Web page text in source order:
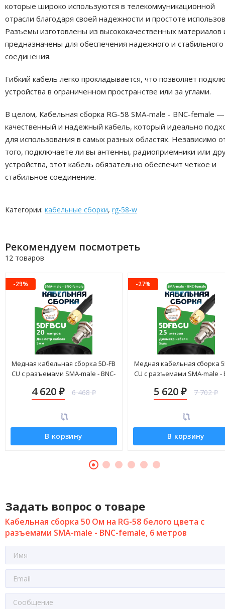
которые широко используются в телекоммуникационной
отрасли благодаря своей надежности и простоте
Разъемы изготовлены из высококачественных материалов
предназначены для обеспечения надежного и стабильного
соединения.
Гибкий кабель легко прокладывается, что позволяет
устройства в ограниченном пространстве или за углами.
В целом, Кабельная сборка RG-58 SMA-male - BNC-female
качественный и надежный кабель, который идеально
для использования в самых разных областях. Независимо
того, подключаете ли вы антенны, радиоприемники или
устройства, этот кабель обязательно обеспечит четкое и
стабильное соединение.
Категории: кабельные сборки, rg-58-w
Рекомендуем посмотреть
12 товаров
-29%
Медная кабельная сборка 5D-FB
CU с разъемами SMA-male - BNC-
4 620 ₽ 6 468₽
В корзину
-27%
Медная кабельная сборка
CU с разъемами SMA-male -
5 620₽ 7 702₽
В корзину
Задать вопрос о товаре
Кабельная сборка 50 Ом на RG-58 белого цвета с
разъемами SMA-male - BNC-female, 6 метров